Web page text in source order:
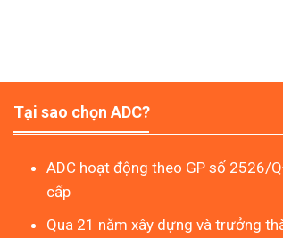
Tại sao chọn ADC?
ADC hoạt động theo GP số 2526/
cấp
Qua 21 năm xây dựng và trưởng